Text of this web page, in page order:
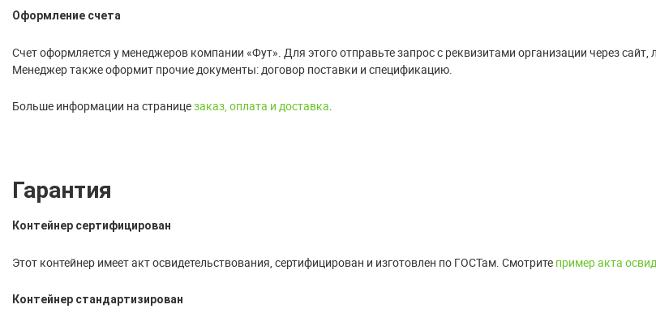
Оформление счета
Счет оформляется у менеджеров компании «Фут». Для этого отправьте запрос с реквизитами организации через сайт,
Менеджер также оформит прочие документы: договор поставки и спецификацию.
Больше информации на страницезаказ, оплата и доставка.
Гарантия
Контейнер сертифицирован
Этот контейнер имеет акт освидетельствования, сертифицирован и изготовлен по ГОСТам. Смотрите пример акта
Контейнер стандартизирован